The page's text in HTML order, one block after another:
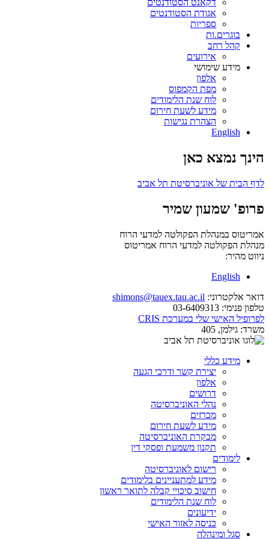
דקאנט הסטודנטים
אגודת הסטודנטים
ספריות
בוגרים.ות
קהל רחב
אירועים
מידע שימושי
אלפון
מפת הקמפוס
לוח שנת הלימודים
מידע לשעת חירום
הצהרת נגישות
English
הינך נמצא כאן
לדף הבית של אוניברסיטת תל אביב
פרופ' שמעון שמיר
אמריטוס במנהלת הפקולטה למדעי הרוח
מנהלת הפקולטה למדעי הרוח אמריטוס
ניווט מהיר:
English
דואר אלקטרוני: shimons@tauex.tau.ac.il
טלפון פנימי:
לפרופיל האישי שלי במערכת CRIS
משרד: גילמן, 405
מידע כללי
יצירת קשר ודרכי הגעה
אלפון
דרושים
נהלי האוניברסיטה
מכרזים
מידע לשעת חירום
מבקרת האוניברסיטה
תקנון משמעת ופסקי דין
לימודים
רישום לאוניברסיטה
מידע למתעניינים בלימודים
חישוב סיכויי קבלה לתואר ראשון
לוח שנת הלימודים
ידיעונים
כניסה לאזור האישי
סגל ומינהלה